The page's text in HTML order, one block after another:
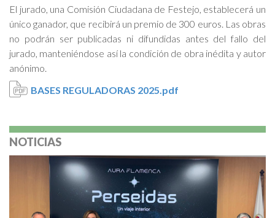
El jurado, una Comisión Ciudadana de Festejo, establecerá un
único ganador, que recibirá un premio de 300 euros. Las obras
no podrán ser publicadas ni difundidas antes del fallo del
jurado, manteniéndose así la condición de obra inédita y autor
anónimo.
BASES REGULADORAS 2025.pdf
NOTICIAS